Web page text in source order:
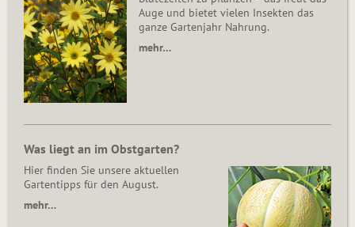
Auge und bietet vielen Insekten das
ganze Gartenjahr Nahrung.
mehr…
Was liegt an im Obstgarten?
Hier finden Sie unsere aktuellen
Gartentipps für den August.
mehr…